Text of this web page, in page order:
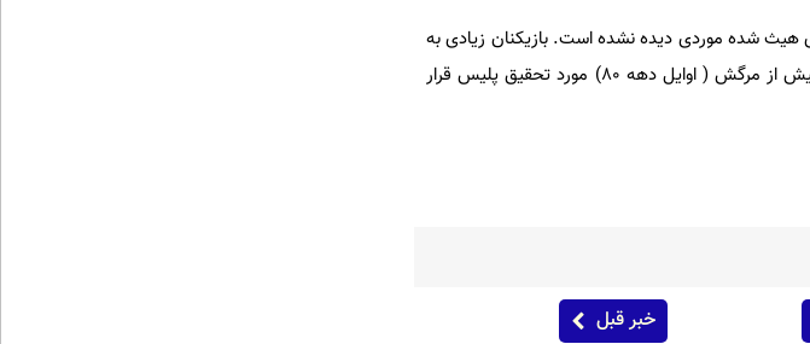
هیث شده موردی دیده نشده است. بازیکنان زیادی به
خاطر هیث باشگاه را ترک کردند یا فوتبال را کنار گذاشتند. این شخص پیش از مرگش ( اوایل دهه ۸۰) مورد تحقیق پلیس قرار
خبر قبل